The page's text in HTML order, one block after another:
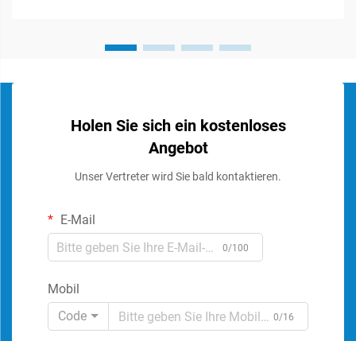
Holen Sie sich ein kostenloses
Angebot
Unser Vertreter wird Sie bald kontaktieren.
E-Mail
0/100
Mobil
Code
0/16